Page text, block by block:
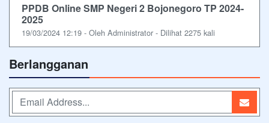
PPDB Online SMP Negeri 2 Bojonegoro TP 2024-
2025
19/03/2024 12:19 - Oleh Administrator - Dilihat 2275 kali
Berlangganan